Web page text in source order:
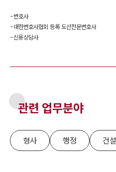
-변호사
-대한변호사협회 등록 도산전문변호사
-신용상담사
관련 업무분야
형사 행정 건설